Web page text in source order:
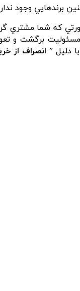
برندهايي وجود
که شما مشتري
برگشت و
دليل ” انصراف از